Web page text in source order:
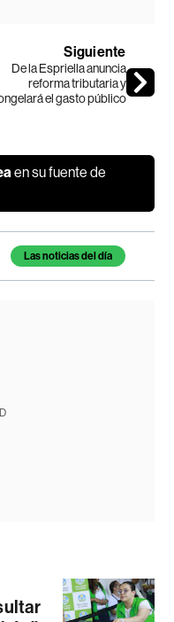
Siguiente
De la Espriella anuncia
reforma tributaria y
el gasto público
en su fuente de
Las noticias del día